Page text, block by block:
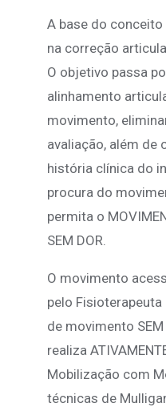
A base do
na correção
O objetivo passa
alinhamento
movimento,
avaliação, além de
história clínica do
procura do
permita o
SEM DOR.
O movimento
pelo
de movimento
realiza
Mobilização com
técnicas de